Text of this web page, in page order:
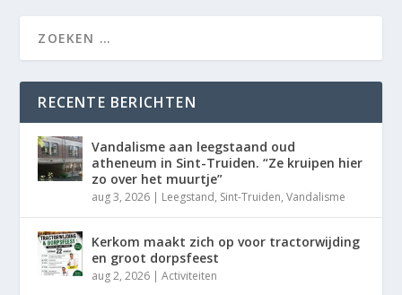
RECENTE BERICHTEN
Vandalisme aan leegstaand oud
atheneum in Sint-Truiden. “Ze kruipen hier
zo over het muurtje”
aug 3, 2026 | Leegstand, Sint-Truiden,Vandalisme
Kerkom maakt zich op voor tractorwijding
en groot dorpsfeest
aug 2, 2026 |Activiteiten